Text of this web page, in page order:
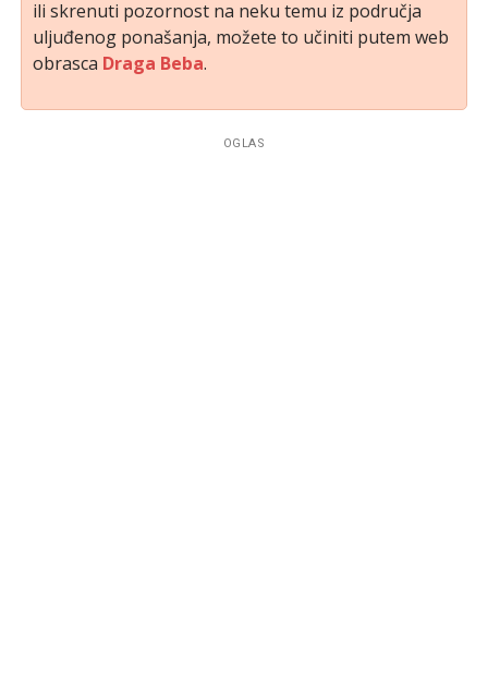
ili skrenuti pozornost na neku temu iz područja
uljuđenog ponašanja, možete to učiniti putem web
obrasca Draga Beba.
OGLAS